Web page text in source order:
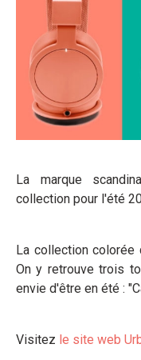
La marque
collection pour l'été
La collection
On y retrouve trois
envie d'être en été :
Visitez le site web